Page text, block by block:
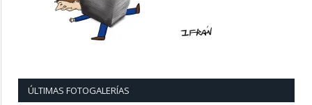
ÚLTIMAS FOTOGALERÍAS